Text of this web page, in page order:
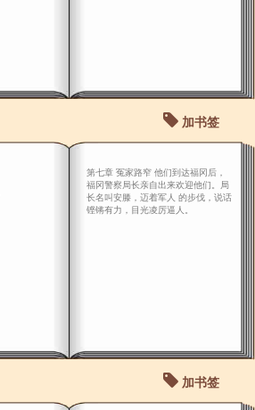
加书签
第七章 冤家路窄 他们到达福冈后，
福冈警察局长亲自出来欢迎他们。局
长名叫安滕，迈着军人 的步伐，说话
铿锵有力，目光凌厉逼人。
加书签